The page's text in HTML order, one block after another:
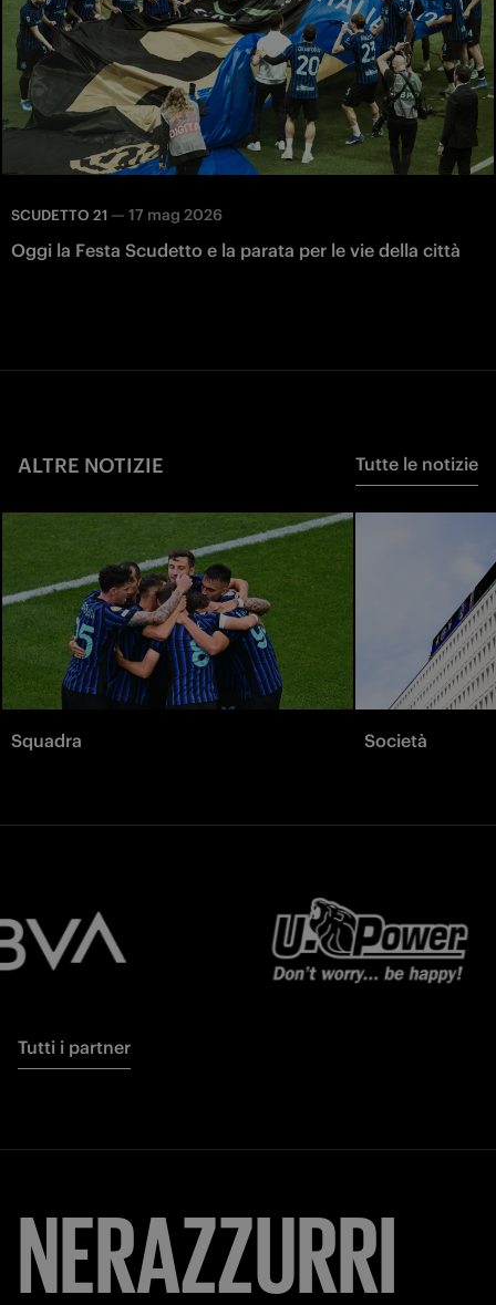
SCUDETTO 21 — 17 mag 2026
Oggi la Festa Scudetto e la parata per le vie della città
ALTRE NOTIZIE Tutte le notizie
Squadra Società
Tutti i partner
NERAZZURRI